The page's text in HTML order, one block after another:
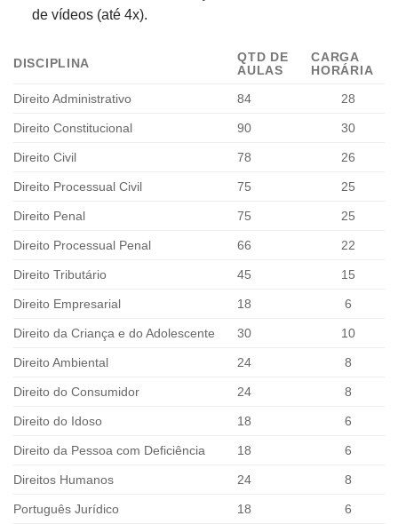
de vídeos (até 4x).
DISCIPLINA
QTD DE
AULAS
CARGA
HORÁRIA
Direito Administrativo
84 28
Direito Constitucional 90 30
Direito Civil 78 26
Direito Processual Civil 75 25
Direito Penal 75 25
Direito Processual Penal 66 22
Direito Tributário 45 15
Direito Empresarial 18 6
Direito da Criança e do Adolescente 30 10
Direito Ambiental 24 8
Direito do Consumidor 24 8
Direito do Idoso 18 6
Direito da Pessoa com Deficiência 18 6
Direitos Humanos 24 8
Português Jurídico 18 6